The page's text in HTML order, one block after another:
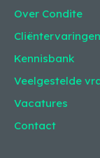
Over Condite
Cliëntervaringen
Kennisbank
Veelgestelde
Vacatures
Contact